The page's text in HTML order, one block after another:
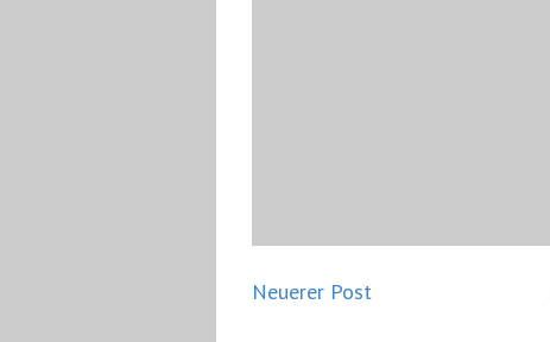
Neuerer Post